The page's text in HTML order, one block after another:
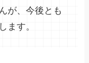
が、今後とも
ます。